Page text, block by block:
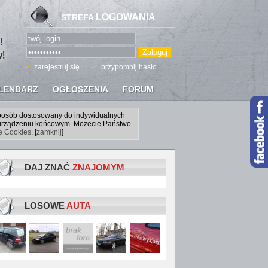
OGŁOSZENIA FORUM
STREFA LOGOWANIA
zarejestruj się przypomnij hasło
dostosowany do indywidualnych
końcowym. Możecie Państwo
Cookies. [zamknij]
DAJ ZNAĆ ZNAJOMYM
LOSOWEAUTA